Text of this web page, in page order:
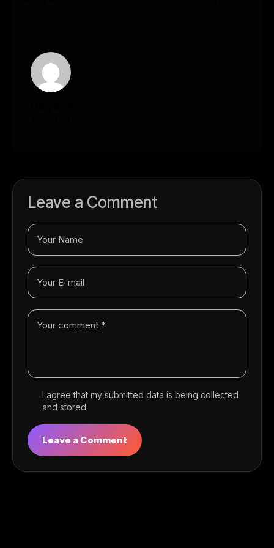
Leave a Comment
I agree that my submitted data is being collected
and stored.